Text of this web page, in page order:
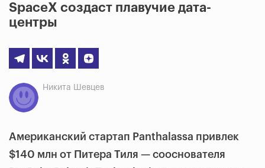
SpaceX создаст плавучие дата-
центры
Никита Шевцев
Американский стартап Panthalassa привлек
$140 млн от Питера Тиля — сооснователя